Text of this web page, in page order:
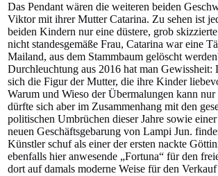
Das Pendant wären die weiteren beiden
Viktor mit ihrer Mutter Catarina. Zu sehen ist
beiden Kindern nur eine düstere, grob
nicht standesgemäße Frau, Catarina war eine
Mailand, aus dem Stammbaum gelöscht
Durchleuchtung aus 2016 hat man Gewissheit:
sich die Figur der Mutter, die ihre Kinder
Warum und Wieso der Übermalungen kann
dürfte sich aber im Zusammenhang mit den
politischen Umbrüchen dieser Jahre sowie
neuen Geschäftsgebarung von Lampi Jun.
Künstler schuf als einer der ersten nackte
ebenfalls hier anwesende „Fortuna“ für den
dort auf damals moderne Weise für den